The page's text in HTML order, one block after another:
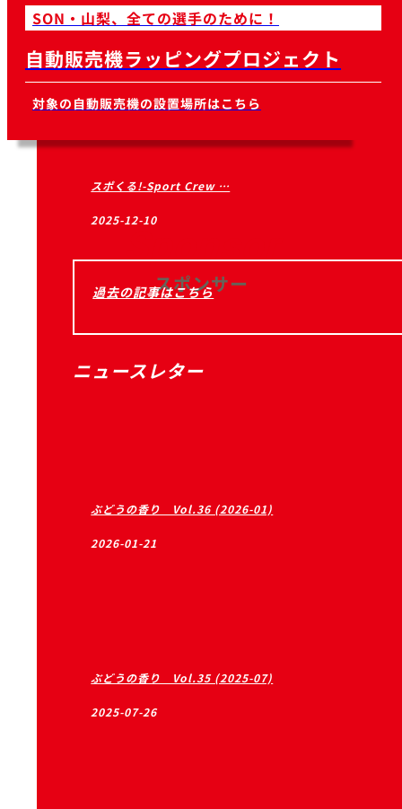
2026年スペシャルオリンピック …
2026-03-14
スポくる!-Sport Crew …
2025-12-10
過去の記事はこちら
ニュースレター
ぶどうの香り Vol.36 (2026-01)
2026-01-21
ぶどうの香り Vol.35 (2025-07)
2025-07-26
SON・山梨、全ての選手のために！
自動販売機ラッピングプロジェクト
対象の自動販売機の設置場所はこちら
スポンサー